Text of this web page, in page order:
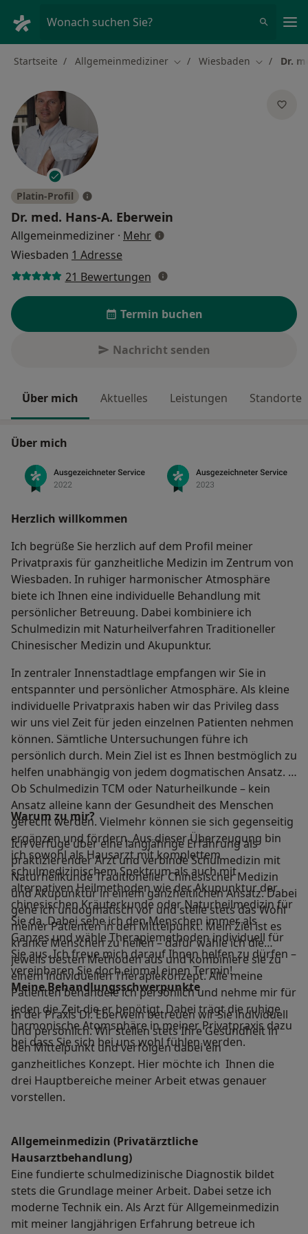
Wonach suchen Sie?
Startseite Allgemeinmediziner Stadt ändern
Wiesbaden StadtDr.
Platin-Profil
Dr. med. Hans-A. Eberwein
Allgemeinmediziner · Mehrüber Spezialisierungen
Wiesbaden 1 Adresse
21 Bewertungen
Termin buchen
Nachricht senden
Über mich Aktuelles Leistungen Standorte
Über mich
Herzlich willkommen
Ich begrüße Sie herzlich auf dem Profil meiner
Privatpraxis für ganzheitliche Medizin im Zentrum von
Wiesbaden. In ruhiger harmonischer Atmosphäre
biete ich Ihnen eine individuelle Behandlung mit
persönlicher Betreuung. Dabei kombiniere ich
Schulmedizin mit Naturheilverfahren Traditioneller
Chinesischer Medizin und Akupunktur.
In zentraler Innenstadtlage empfangen wir Sie in
entspannter und persönlicher Atmosphäre. Als kleine
individuelle Privatpraxis haben wir das Privileg dass
wir uns viel Zeit für jeden einzelnen Patienten nehmen
können. Sämtliche Untersuchungen führe ich
persönlich durch. Mein Ziel ist es Ihnen bestmöglich zu
helfen unabhängig von jedem dogmatischen Ansatz.
Ob Schulmedizin TCM oder Naturheilkunde – kein
Ansatz alleine kann der Gesundheit des Menschen
gerecht werden. Vielmehr können sie sich gegenseitig
ergänzen und fördern. Aus dieser Überzeugung bin
ich sowohl als Hausarzt mit komplettem
schulmedizinischem Spektrum als auch mit
alternativen Heilmethoden wie der Akupunktur der
chinesischen Kräuterkunde oder Naturheilmedizin für
Sie da. Dabei sehe ich den Menschen immer als
Ganzes und wähle Therapiemethoden individuell für
Sie aus. Ich freue mich darauf Ihnen helfen zu dürfen –
vereinbaren Sie doch einmal einen Termin!
Warum zu mir?
Ich verfüge über eine langjährige Erfahrung als
praktizierender Arzt und verbinde Schulmedizin mit
Naturheilkunde Traditioneller Chinesischer Medizin
und Akupunktur in einem ganzheitlichen Ansatz. Dabei
gehe ich undogmatisch vor und stelle stets das Wohl
meiner Patienten in den Mittelpunkt. Mein Ziel ist es
kranke Menschen zu heilen – dafür wähle ich die
jeweils besten Methoden aus und kombiniere sie zu
einem individuellen Therapiekonzept. Alle meine
Patienten behandele ich persönlich und nehme mir für
jeden die Zeit die er benötigt. Dabei trägt die ruhige
harmonische Atomsphäre in meiner Privatpraxis dazu
bei dass Sie sich bei uns wohl fühlen werden.
Meine Behandlungs­schwerpunkte
In der Praxis Dr. Eberwein betreuen wir Sie individuell
und persönlich. Wir stellen stets Ihre Gesundheit in
den Mittelpunkt und verfolgen dabei ein
ganzheitliches Konzept. Hier möchte ich Ihnen die
drei Hauptbereiche meiner Arbeit etwas genauer
vorstellen.
Allgemeinmedizin (Privatärztliche
Hausarztbehandlung)
Eine fundierte schulmedizinische Diagnostik bildet
stets die Grundlage meiner Arbeit. Dabei setze ich
moderne Technik ein. Als Arzt für Allgemeinmedizin
mit meiner langjährigen Erfahrung betreue ich